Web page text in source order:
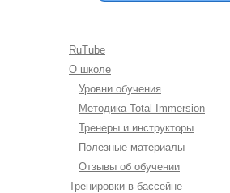
RuTube
О школе
Уровни обучения
Методика Total Immersion
Тренеры и инструкторы
Полезные материалы
Отзывы об обучении
Тренировки в бассейне